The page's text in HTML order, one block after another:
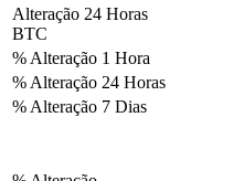
Alteração 24 Horas
BTC
% Alteração 1 Hora
% Alteração 24 Horas
% Alteração 7 Dias